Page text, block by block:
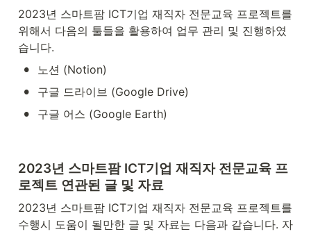
2023년 스마트팜 ICT기업 재직자 전문교육 프로젝트를
위해서 다음의 툴들을 활용하여 업무 관리 및 진행하였
습니다.
• 노션 (Notion)
• 구글 드라이브 (Google Drive)
• 구글 어스 (Google Earth)
2023년 스마트팜 ICT기업 재직자 전문교육 프
로젝트 연관된 글 및 자료
2023년 스마트팜 ICT기업 재직자 전문교육 프로젝트를
수행시 도움이 될만한 글 및 자료는 다음과 같습니다. 자